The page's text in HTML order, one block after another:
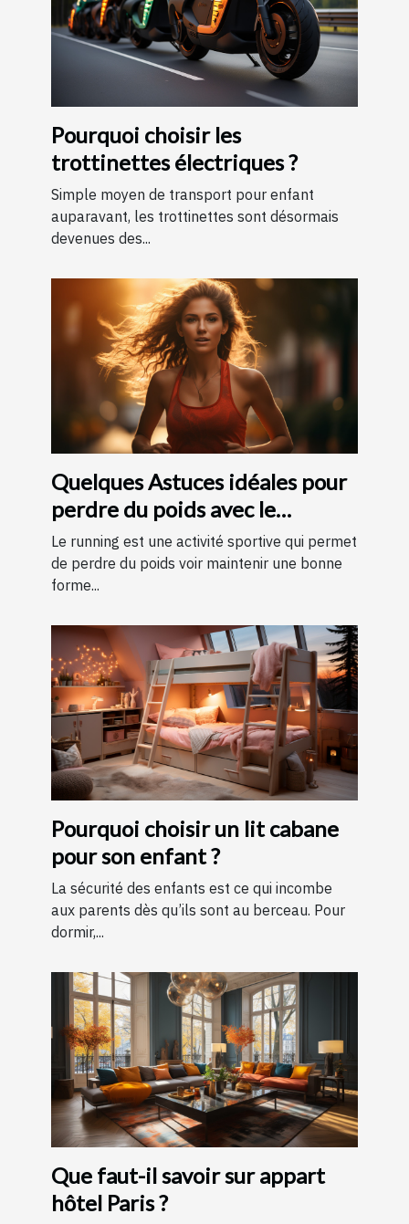
Pourquoi choisir les
trottinettes électriques ?
Simple moyen de transport pour enfant
auparavant, les trottinettes sont désormais
devenues des...
Quelques Astuces idéales pour
perdre du poids avec le
running ?
Le running est une activité sportive qui permet
de perdre du poids voir maintenir une bonne
forme...
Pourquoi choisir un lit cabane
pour son enfant ?
La sécurité des enfants est ce qui incombe
aux parents dès qu’ils sont au berceau. Pour
dormir,...
Que faut-il savoir sur appart
hôtel Paris ?